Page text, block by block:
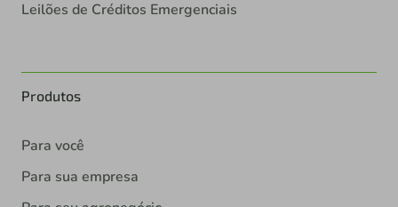
Leilões de Créditos Emergenciais
Produtos
Para você
Para sua empresa